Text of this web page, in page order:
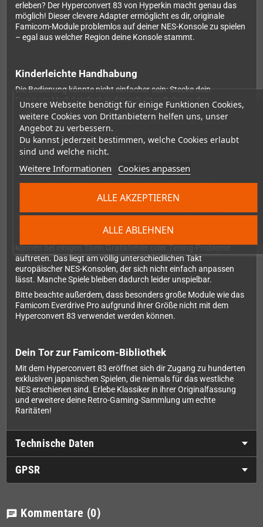
Unsere Webseite benötigt für einige Funktionen Cookies,
weitere Cookies von Drittanbietern helfen uns, unser
Angebot zu verbessern.
Du kannst jederzeit bestimmen, welche Cookies erlaubt
sind und welche nicht.
Weitere Informationen Cookies anpassen
ALLE ABLEHNEN
ALLE AKZEPTIEREN
erleben? Der Hyperconvert 83 von Hyperkin macht genau das
möglich! Dieser clevere Adapter ermöglicht es dir, originale
Famicom-Module problemlos auf deiner NES-Konsole zu spielen
– egal aus welcher Region deine Konsole stammt.
Kinderleichte Handhabung
Die Bedienung könnte nicht einfacher sein: Stecke dein
Famicom-Modul einfach in den robusten Rahmen des
Hyperconvert 83, schiebe den Adapter dann in dein NES und
schon kann es losgehen. Kein kompliziertes Basteln, keine
aufwändigen Modifikationen – einfach einstecken und spielen!
Wichtige Hinweise zur Kompatibilität
Bei US-amerikanischen und japanischen NES-Konsolen
funktioniert der Adapter einwandfrei, da diese mit identischen
gibt es jedoch eine wichtige Einschränkung: Nicht alle NTSC-
Spiele sind mit den 50Hz europäischer Systeme vollständig
können bei einigen Titeln Grafikfehler oder Timing-Probleme
auftreten. Das liegt am völlig unterschiedlichen Takt
europäischer NES-Konsolen, der sich nicht einfach anpassen
lässt. Manche Spiele bleiben dadurch leider unspielbar.
Bitte beachte außerdem, dass besonders große Module wie das
Famicom Everdrive Pro aufgrund ihrer Größe nicht mit dem
Hyperconvert 83 verwendet werden können.
Dein Tor zur Famicom-Bibliothek
Mit dem Hyperconvert 83 eröffnet sich dir Zugang zu hunderten
exklusiven japanischen Spielen, die niemals für das westliche
NES erschienen sind. Erlebe Klassiker in ihrer Originalfassung
und erweitere deine Retro-Gaming-Sammlung um echte
Raritäten!
Technische Daten
GPSR
chat Kommentare (0)